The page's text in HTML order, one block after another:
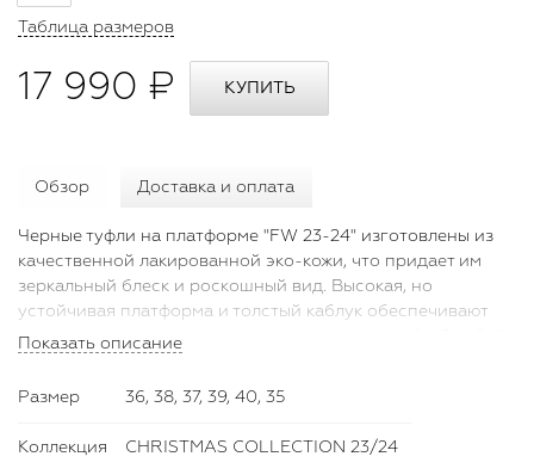
Таблица размеров
17 990 ₽
Обзор Доставка и оплата
Черные туфли на платформе "FW 23-24" изготовлены из
качественной лакированной эко-кожи, что придает им
зеркальный блеск и роскошный вид. Высокая, но
устойчивая платформа и толстый каблук обеспечивают
великолепную поддержку и комфорт при ходьбе. Особый
ремешках, изготовленная из стекляруса, благодаря
настоящим акцентом в образе. Застежки-пряжки на
Показать описание
Размер 36, 38, 37, 39, 40, 35
Коллекция CHRISTMAS COLLECTION 23/24